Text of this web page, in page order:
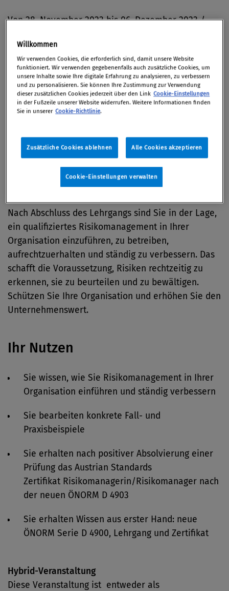
Von 28. November 2023 bis 06. Dezember 2023 /
Zum Thema
Betriebs- und Lieferunterbrechungen, Cyberangriffe,
Änderungen des wirtschaftlichen oder politischen
Umfelds usw.: Wie gehen Sie mit diesen Gefahren
um? Wie minimieren Sie die Auswirkungen von
Risiken oder wie verhindern Sie diese?
Nach Abschluss des Lehrgangs sind Sie in der Lage,
ein qualifiziertes Risikomanagement in Ihrer
Organisation einzuführen, zu betreiben,
aufrechtzuerhalten und ständig zu verbessern. Das
schafft die Voraussetzung, Risiken rechtzeitig zu
erkennen, sie zu beurteilen und zu bewältigen.
Schützen Sie Ihre Organisation und erhöhen Sie den
Unternehmenswert.
Ihr Nutzen
Sie wissen, wie Sie Risikomanagement in Ihrer
Organisation einführen und ständig verbessern
Sie bearbeiten konkrete Fall- und
Praxisbeispiele
Sie erhalten nach positiver Absolvierung einer
Prüfung das Austrian Standards
Zertifikat Risikomanagerin/Risikomanager nach
der neuen ÖNORM D 4903
Sie erhalten Wissen aus erster Hand: neue
ÖNORM Serie D 4900, Lehrgang und Zertifikat
Hybrid-Veranstaltung
Diese Veranstaltung ist entweder als
Willkommen
Wir verwenden Cookies, die erforderlich sind, damit unsere Website
funktioniert. Wir verwenden gegebenenfalls auch zusätzliche Cookies, um
unsere Inhalte sowie Ihre digitale Erfahrung zu analysieren, zu verbessern
und zu personalisieren. Sie können Ihre Zustimmung zur Verwendung
dieser zusätzlichen Cookies jederzeit über den Link Cookie-Einstellungen
in der Fußzeile unserer Website widerrufen. Weitere Informationen finden
Sie in unserer Cookie-Richtlinie.
Zusätzliche Cookies ablehnen Alle Cookies akzeptieren
Cookie-Einstellungen verwalten